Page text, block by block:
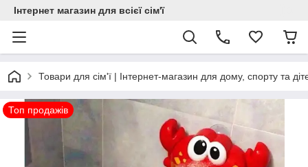
Інтернет магазин для всієї сім'ї
Товари для сім'ї | Інтернет-магазин для дому, спорту та
Топ продажів